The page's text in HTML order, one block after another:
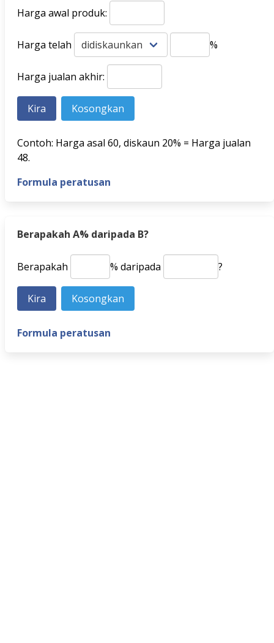
Harga awal produk:
Harga telah %
Harga jualan akhir:
Contoh: Harga asal 60, diskaun 20% = Harga jualan
48.
Formula peratusan
Berapakah A% daripada B?
Berapakah % daripada ?
Formula peratusan